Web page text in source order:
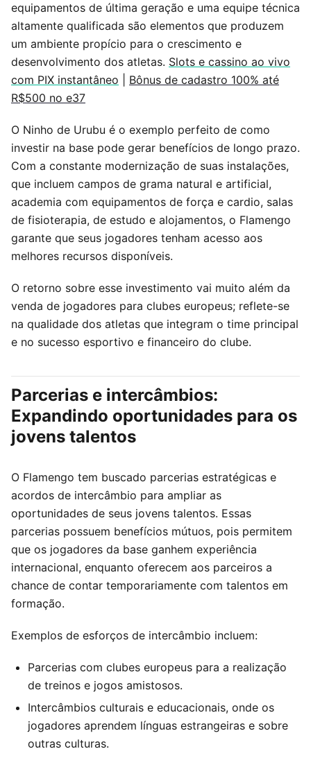
equipamentos de última geração e uma equipe técnica
altamente qualificada são elementos que produzem
um ambiente propício para o crescimento e
desenvolvimento dos atletas. Slots e cassino ao vivo
com PIX instantâneo
Bônus de cadastro 100% até
R$500 no e37
O Ninho de Urubu é o exemplo perfeito de como
investir na base pode gerar benefícios de longo prazo.
Com a constante modernização de suas instalações,
que incluem campos de grama natural e artificial,
academia com equipamentos de força e cardio, salas
de fisioterapia, de estudo e alojamentos, o Flamengo
garante que seus jogadores tenham acesso aos
melhores recursos disponíveis.
O retorno sobre esse investimento vai muito além da
venda de jogadores para clubes europeus; reflete-se
na qualidade dos atletas que integram o time principal
e no sucesso esportivo e financeiro do clube.
Parcerias e intercâmbios:
Expandindo oportunidades para os
jovens talentos
O Flamengo tem buscado parcerias estratégicas e
acordos de intercâmbio para ampliar as
oportunidades de seus jovens talentos. Essas
parcerias possuem benefícios mútuos, pois permitem
que os jogadores da base ganhem experiência
internacional, enquanto oferecem aos parceiros a
chance de contar temporariamente com talentos em
formação.
Exemplos de esforços de intercâmbio incluem:
Parcerias com clubes europeus para a realização
de treinos e jogos amistosos.
Intercâmbios culturais e educacionais, onde os
jogadores aprendem línguas estrangeiras e sobre
outras culturas.